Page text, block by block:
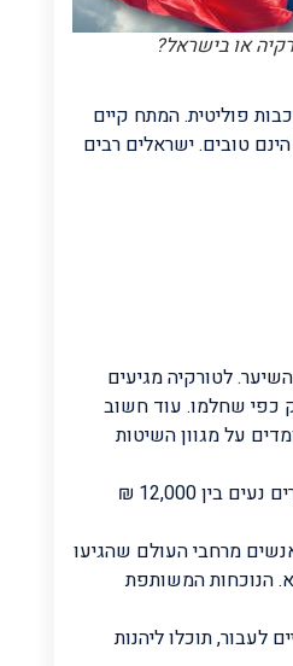
או בישראל?
פוליטית. המתח קיים
טובים. ישראלים רבים
לטורקיה מגיעים
כפי שחלמו. עוד חשוב
על מגוון השיטות
טווח המחירים להשתלת שיער בטורקיה נע בין 6,000 ₪ ל-10,000 ₪ , לעומת ישראל בה המחירים נעים בין 12,000 ₪
מרחבי העולם שהגיעו
הנוכחות המשותפת
לעבור, תוכלו ליהנות